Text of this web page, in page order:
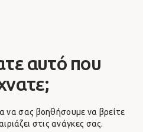
αυτό που
να σας βοηθήσουμε να βρείτε
στις ανάγκες σας.